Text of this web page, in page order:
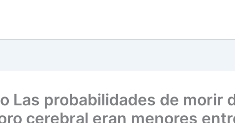
Las probabilidades de morir
cerebral eran menores